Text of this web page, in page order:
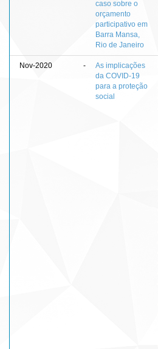
caso sobre o
orçamento
participativo em
Barra Mansa,
Rio de Janeiro
Nov-2020 -
As implicações
da COVID-19
para a proteção
social